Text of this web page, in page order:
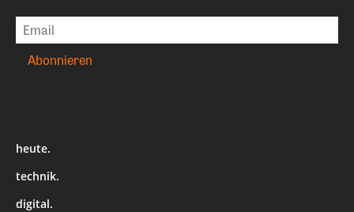
heute.
technik.
digital.